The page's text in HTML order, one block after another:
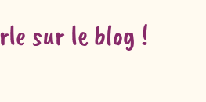
sur le blog !